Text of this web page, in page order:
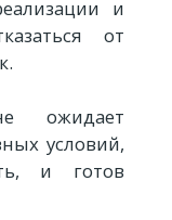
и
от
ожидает
условий,
и готов